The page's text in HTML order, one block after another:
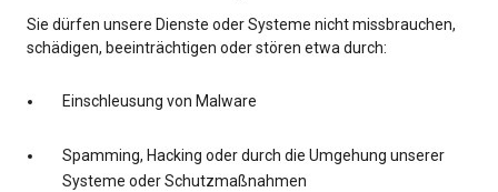
Sie dürfen unsere Dienste oder Systeme nicht missbrauchen,
schädigen, beeinträchtigen oder stören etwa durch:
Einschleusung von Malware
Spamming, Hacking oder durch die Umgehung unserer
Systeme oder Schutzmaßnahmen